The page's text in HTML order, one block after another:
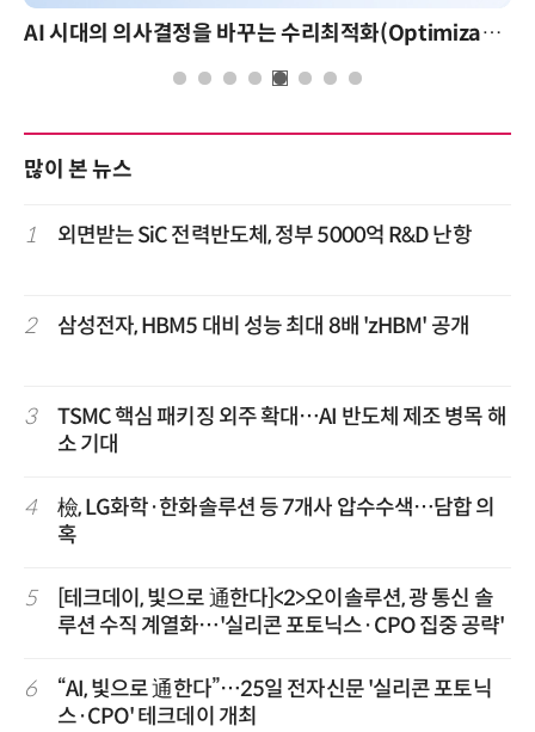
AI 시대의 의사결정을 바꾸는 수리최적화(Optimization): 실제 산업 적용 사례와 활용 전략
많이 본 뉴스
1 외면받는 SiC 전력반도체, 정부 5000억 R&D 난항
2 삼성전자, HBM5 대비 성능 최대 8배 'zHBM' 공개
3
TSMC 핵심 패키징 외주 확대…AI 반도체 제조 병목 해
소 기대
4
檢, LG화학·한화솔루션 등 7개사 압수수색…담합 의
혹
5
[테크데이, 빛으로 通한다]<2>오이솔루션, 광 통신 솔
루션 수직 계열화…'실리콘 포토닉스·CPO 집중 공략'
6
“AI, 빛으로 通한다”…25일 전자신문 '실리콘 포토닉
스·CPO' 테크데이 개최